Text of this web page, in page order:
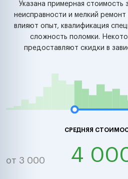
Указана примерная стоимость
неисправности и мелкий
влияют опыт, квалификация
сложность поломки.
предоставляют скидки в
СРЕДНЯЯ
от 3 000 4